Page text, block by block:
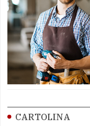
CARTOLINA